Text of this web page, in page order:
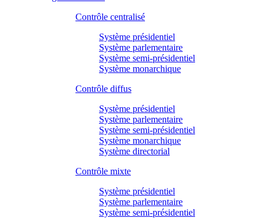
Contrôle centralisé
Système présidentiel
Système parlementaire
Système semi-présidentiel
Système monarchique
Contrôle diffus
Système présidentiel
Système parlementaire
Système semi-présidentiel
Système monarchique
Système directorial
Contrôle mixte
Système présidentiel
Système parlementaire
Système semi-présidentiel